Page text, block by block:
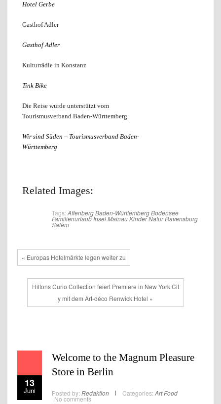
Hotel Gerbe
Gasthof Adler
Gasthof Adler
Kulturrädle in Konstanz
Tink Bike
Die Reise wurde unterstützt vom
Tourismusverband Baden-Württemberg.
Wir sind Süden – Tourismusverband Baden-
Württemberg
Related Images:
Tags: AffenbergBaden-WürttembergBodensee
Familienurlaub Insel MainauKinderNaturRavensburg
Salem
« Europas Hotelmärkte legen weiter zu
Hiltons Curio Collection feiert Premiere in New York Cit
y mit dem Art-déco Renwick Hotel »
13
Juni
Welcome to the Magnum Pleasure
Store in Berlin
Posted by: Redaktion Categories: ArtFood
No comments